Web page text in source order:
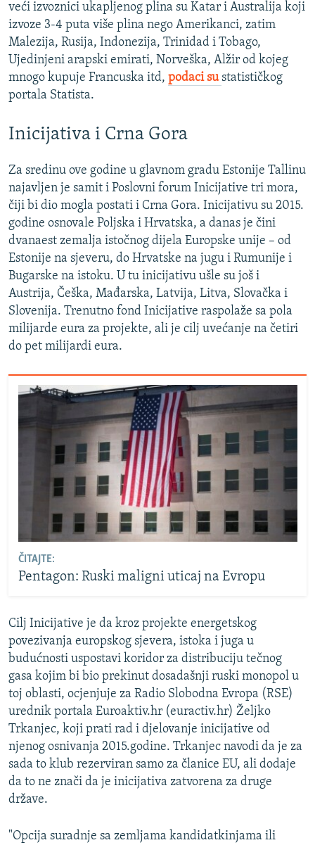
veći izvoznici ukapljenog plina su Katar i Australija koji
izvoze 3-4 puta više plina nego Amerikanci, zatim
Malezija, Rusija, Indonezija, Trinidad i Tobago,
Ujedinjeni arapski emirati, Norveška, Alžir od kojeg
mnogo kupuje Francuska itd, podaci sustatističkog
portala Statista.
Inicijativa i Crna Gora
Za sredinu ove godine u glavnom gradu Estonije Tallinu
najavljen je samit i Poslovni forum Inicijative tri mora,
čiji bi dio mogla postati i Crna Gora. Inicijativu su 2015.
godine osnovale Poljska i Hrvatska, a danas je čini
dvanaest zemalja istočnog dijela Europske unije – od
Estonije na sjeveru, do Hrvatske na jugu i Rumunije i
Bugarske na istoku. U tu inicijativu ušle su još i
Austrija, Češka, Mađarska, Latvija, Litva, Slovačka i
Slovenija. Trenutno fond Inicijative raspolaže sa pola
milijarde eura za projekte, ali je cilj uvećanje na četiri
do pet milijardi eura.
ČITAJTE:
Pentagon: Ruski maligni uticaj na Evropu
Cilj Inicijative je da kroz projekte energetskog
povezivanja europskog sjevera, istoka i juga u
budućnosti uspostavi koridor za distribuciju tečnog
gasa kojim bi bio prekinut dosadašnji ruski monopol u
toj oblasti, ocjenjuje za Radio Slobodna Evropa (RSE)
urednik portala Euroaktiv.hr (euractiv.hr) Željko
Trkanjec, koji prati rad i djelovanje inicijative od
njenog osnivanja 2015.godine. Trkanjec navodi da je za
sada to klub rezerviran samo za članice EU, ali dodaje
da to ne znači da je inicijativa zatvorena za druge
države.
"Opcija suradnje sa zemljama kandidatkinjama ili